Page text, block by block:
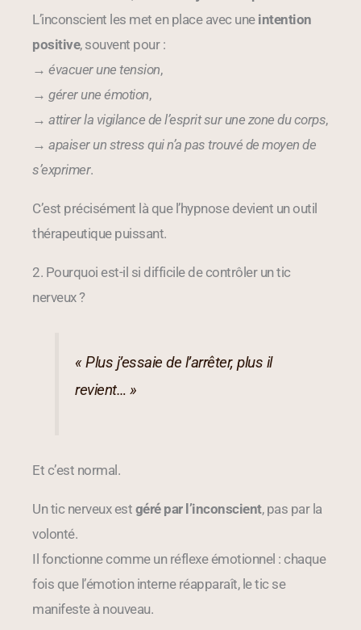
L’inconscient les met en place avec une intention
positive, souvent pour :
→ évacuer une tension,
→ gérer une émotion,
→ attirer la vigilance de l’esprit sur une zone du corps,
→ apaiser un stress qui n’a pas trouvé de moyen de
s’exprimer.
C’est précisément là que l’hypnose devient un outil
thérapeutique puissant.
2. Pourquoi est-il si difficile de contrôler un tic
nerveux ?
« Plus j’essaie de l’arrêter, plus il
revient… »
Et c’est normal.
Un tic nerveux est géré par l’inconscient, pas par la
volonté.
Il fonctionne comme un réflexe émotionnel : chaque
fois que l’émotion interne réapparaît, le tic se
manifeste à nouveau.